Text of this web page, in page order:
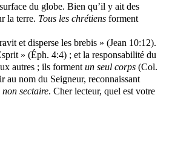
du globe. Bien qu’il y ait des
la terre. Tous les chrétiens forment
et disperse les brebis » (Jean 10:12).
» (Éph. 4:4) ; et la responsabilité du
autres ; ils forment un seul corps (Col.
au nom du Seigneur, reconnaissant
non sectaire. Cher lecteur, quel est votre